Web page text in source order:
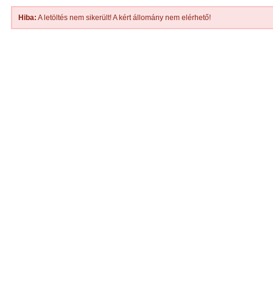
Hiba: A letöltés nem sikerült! A kért állomány nem elérhető!